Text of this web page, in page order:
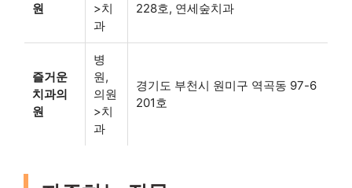
원
>치
과
228호, 연세숲치과
즐거운
치과의
원
병
원,
의원
>치
과
경기도 부천시 원미구 역곡동 97-6
201호